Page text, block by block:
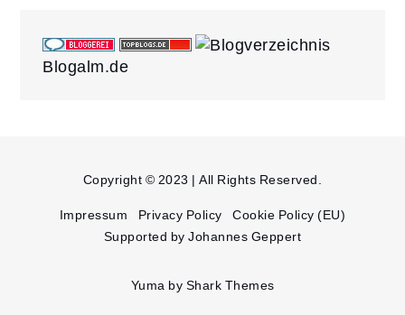
Blogalm.de
Copyright © 2023 | All Rights Reserved.
Impressum Privacy Policy
Cookie Policy (EU)
Supported by Johannes Geppert
Yuma by Shark Themes